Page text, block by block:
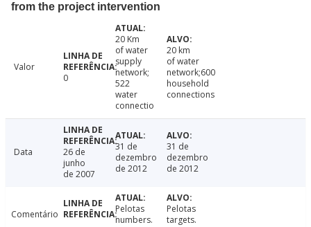
from the project intervention
Valor
0
20 Km
of water
supply
network;
522
water
connectio
20 km
of water
network;600
household
connections
Data
26 de
junho
de 2007
31 de
dezembro
de 2012
31 de
dezembro
de 2012
Comentário
Pelotas
numbers.
Pelotas
targets.